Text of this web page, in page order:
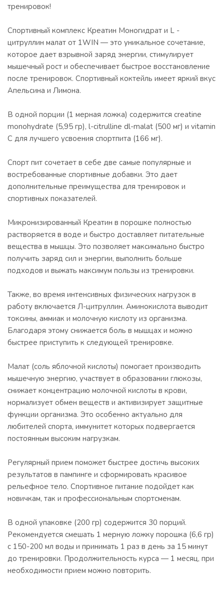
тренировок!
Спортивный комплекс Креатин Моногидрат и L -
цитруллин малат от 1WIN — это уникальное сочетание,
которое дает взрывной заряд энергии, стимулирует
мышечный рост и обеспечивает быстрое восстановление
после тренировок. Спортивный коктейль имеет яркий вкус
Апельсина и Лимона.
В одной порции (1 мерная ложка) содержится creatine
monohydrate (5,95 гр), l-citrulline dl-malat (500 мг) и vitamin
C для лучшего усвоения спортпита (166 мг).
Спорт пит сочетает в себе две самые популярные и
востребованные спортивные добавки. Это дает
дополнительные преимущества для тренировок и
спортивных показателей.
Микронизированный Креатин в порошке полностью
растворяется в воде и быстро доставляет питательные
вещества в мышцы. Это позволяет максимально быстро
получить заряд сил и энергии, выполнить больше
подходов и выжать максимум пользы из тренировки.
Также, во время интенсивных физических нагрузок в
работу включается Л-цитруллин. Аминокислота выводит
токсины, аммиак и молочную кислоту из организма.
Благодаря этому снижается боль в мышцах и можно
быстрее приступить к следующей тренировке.
Малат (соль яблочной кислоты) помогает производить
мышечную энергию, участвует в образовании глюкозы,
снижает концентрацию молочной кислоты в крови,
нормализует обмен веществ и активизирует защитные
функции организма. Это особенно актуально для
любителей спорта, иммунитет которых подвергается
постоянным высоким нагрузкам.
Регулярный прием поможет быстрее достичь высоких
результатов в пампинге и сформировать красивое
рельефное тело. Спортивное питание подойдет как
новичкам, так и профессиональным спортсменам.
В одной упаковке (200 гр) содержится 30 порций.
Рекомендуется смешать 1 мерную ложку порошка (6,6 гр)
с 150-200 мл воды и принимать 1 раз в день за 15 минут
до тренировки. Продолжительность курса — 1 месяц, при
необходимости прием можно повторить.